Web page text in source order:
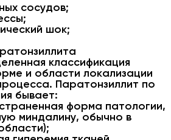
сосудов;
шок;
классификация
и области локализации
Паратонзиллит по
бывает:
форма патологии,
миндалину, обычно в